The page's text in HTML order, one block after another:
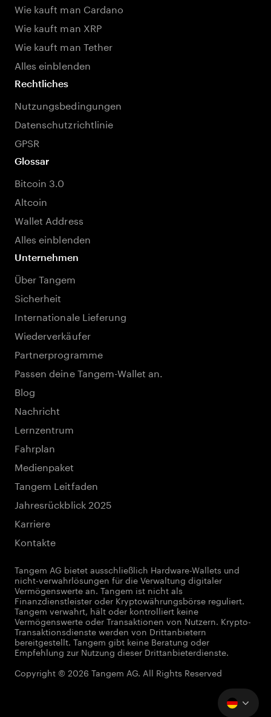
Wie kauft man Cardano
Wie kauft man XRP
Wie kauft man Tether
Alles einblenden
Rechtliches
Nutzungsbedingungen
Datenschutzrichtlinie
GPSR
Glossar
Bitcoin 3.0
Altcoin
Wallet Address
Alles einblenden
Unternehmen
Über Tangem
Sicherheit
Internationale Lieferung
Wiederverkäufer
Partnerprogramme
Passen deine Tangem-Wallet an.
Blog
Nachricht
Lernzentrum
Fahrplan
Medienpaket
Tangem Leitfaden
Jahresrückblick 2025
Karriere
Kontakte
Tangem AG bietet ausschließlich Hardware-Wallets und
nicht-verwahrlösungen für die Verwaltung digitaler
Vermögenswerte an. Tangem ist nicht als
Finanzdienstleister oder Kryptowährungsbörse reguliert.
Tangem verwahrt, hält oder kontrolliert keine
Vermögenswerte oder Transaktionen von Nutzern. Krypto-
Transaktionsdienste werden von Drittanbietern
bereitgestellt. Tangem gibt keine Beratung oder
Empfehlung zur Nutzung dieser Drittanbieterdienste.